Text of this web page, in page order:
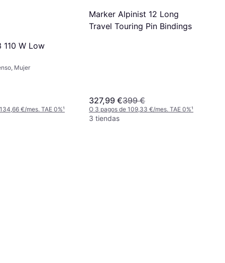
110 W Low
Mujer
€/mes. TAE 0%¹
Marker Alpinist 12 Long
Travel Touring Pin Bindings
327,99 €399 €
O 3 pagos de 109,33 €/mes. TAE 0%¹
3 tiendas